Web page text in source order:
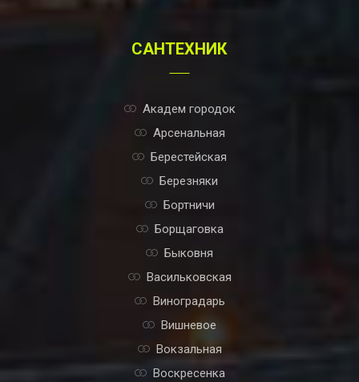
САНТЕХНИК
Академ городок
Арсенальная
Берестейская
Березняки
Бортничи
Борщаговка
Быковня
Васильковская
Виноградарь
Вишневое
Вокзальная
Воскресенка